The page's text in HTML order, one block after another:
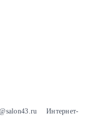
Интернет-